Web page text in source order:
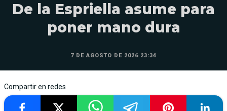
De la Espriella asume para
poner mano dura
7 DE AGOSTO DE 2026 23:34
Compartir en redes